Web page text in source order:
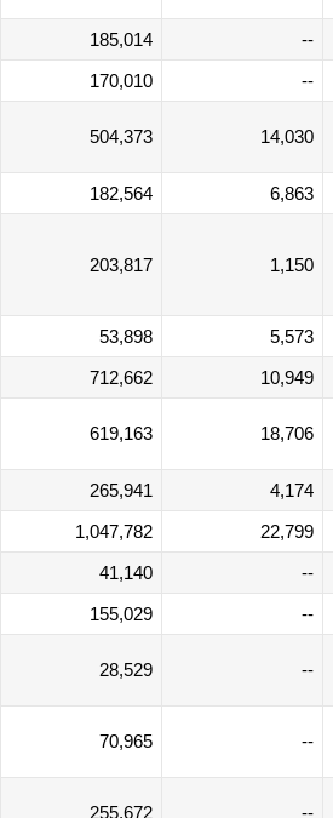
185,014 --
170,010 --
504,373 14,030
182,564 6,863
203,817 1,150
53,898 5,573
712,662 10,949
619,163 18,706
265,941 4,174
1,047,782 22,799
41,140 --
155,029 --
28,529 --
70,965 --
255,672 --